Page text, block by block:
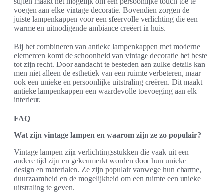
voegen aan elke vintage decoratie. Bovendien zorgen de
juiste lampenkappen voor een sfeervolle verlichting die een
warme en uitnodigende ambiance creëert in huis.
Bij het combineren van antieke lampenkappen met moderne
elementen komt de schoonheid van vintage decoratie het beste
tot zijn recht. Door aandacht te besteden aan zulke details kan
men niet alleen de esthetiek van een ruimte verbeteren, maar
ook een unieke en persoonlijke uitstraling creëren. Dit maakt
antieke lampenkappen een waardevolle toevoeging aan elk
interieur.
FAQ
Wat zijn vintage lampen en waarom zijn ze zo populair?
Vintage lampen zijn verlichtingsstukken die vaak uit een
andere tijd zijn en gekenmerkt worden door hun unieke
design en materialen. Ze zijn populair vanwege hun charme,
duurzaamheid en de mogelijkheid om een ruimte een unieke
uitstraling te geven.